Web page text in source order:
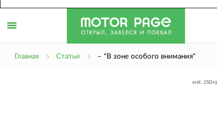
Главная Статьи – "В зоне особого внимания"
erid: